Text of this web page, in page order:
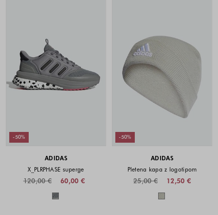
-50%
ADIDAS
X_PLRPHASE superge
60,00 €
120,00 €
Barve na voljo
-50%
ADIDAS
Pletena kapa z logotipom
12,50 €
25,00 €
Barve na voljo